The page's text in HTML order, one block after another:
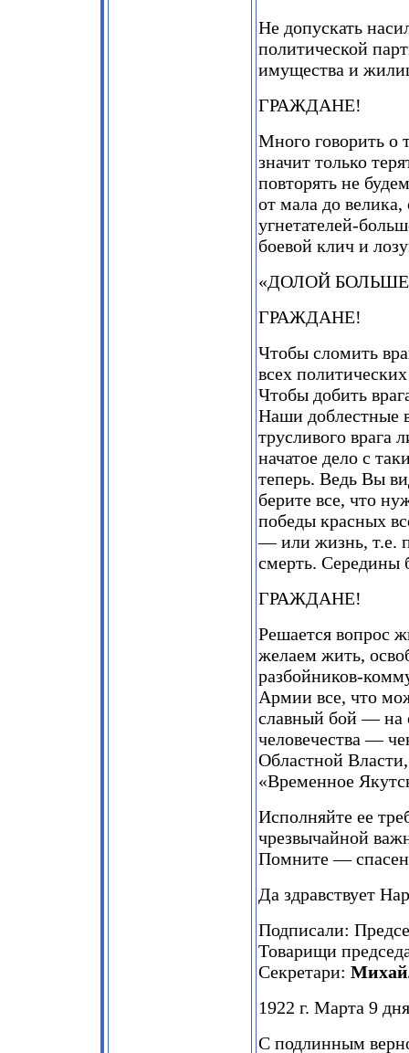
Не допускать
политической
имущества и
ГРАЖДАНЕ!
Много говорить о
значит только
повторять не
от мала до велика,
угнетателей-
боевой клич и
«ДОЛОЙ
ГРАЖДАНЕ!
Чтобы сломить
всех
Чтобы добить
Наши доблестные
трусливого врага
начатое дело с
теперь. Ведь Вы
берите все, что
победы красных
— или жизнь, т.е.
смерть. Середины
ГРАЖДАНЕ!
Решается вопрос
желаем жить,
разбойников-
Армии все, что
славный бой — на
человечества —
Областной
«Временное
Исполняйте ее
чрезвычайной
Помните —
Да здравствует
Подписали:
Товарищи
Секретари:
1922 г. Марта 9
С подлинным